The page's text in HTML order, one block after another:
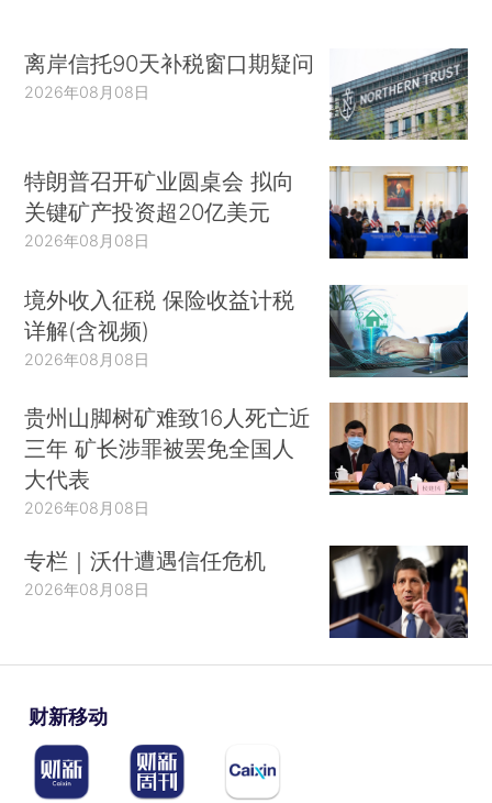
离岸信托90天补税窗口期疑问
2026年08月08日
特朗普召开矿业圆桌会 拟向
关键矿产投资超20亿美元
2026年08月08日
境外收入征税 保险收益计税
详解(含视频)
2026年08月08日
贵州山脚树矿难致16人死亡近
三年 矿长涉罪被罢免全国人
大代表
2026年08月08日
专栏｜沃什遭遇信任危机
2026年08月08日
财新移动